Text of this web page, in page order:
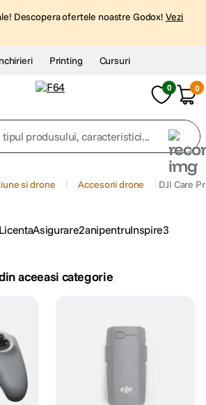
Descopera ofertele noastre Godox! Vezi
Printing Cursuri
0 0
produsului, caracteristici...
hs
si drone Accesorii drone DJI Care
aceeasi categorie